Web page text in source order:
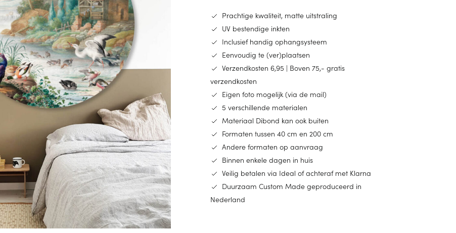
Prachtige kwaliteit, matte uitstraling
UV bestendige inkten
Inclusief handig ophangsysteem
Eenvoudig te (ver)plaatsen
Verzendkosten 6,95 | Boven 75,- gratis
verzendkosten
Eigen foto mogelijk (via de mail)
5 verschillende materialen
Materiaal Dibond kan ook buiten
Formaten tussen 40 cm en 200 cm
Andere formaten op aanvraag
Binnen enkele dagen in huis
Veilig betalen via Ideal of achteraf met Klarna
Duurzaam Custom Made geproduceerd in
Nederland